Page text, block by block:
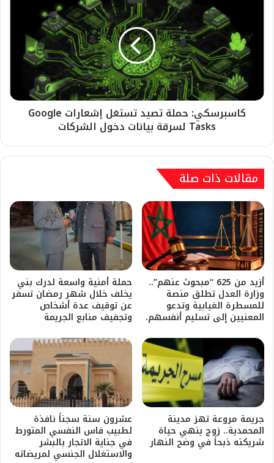
كاسبرسكي: حملة تصيد تستغل إشعارات Google
Tasks لسرقة بيانات دخول الشركات
مقالات ذات صلة
أزيد من 625 “مبحوث عنهم”..
وزارة العدل تطلق منصة
للمسطرة الغيابية وتدعو
المعنيين إلى تسليم أنفسهم.
حملة أمنية واسعة لدرك بني
يخلف خلال شهر رمضان تسفر
عن توقيف عدة أشخاص
وتجفيف منابع الجريمة
​جريمة مروعة تهز مدينة
المحمدية.. زوج ينهي حياة
شريكته ذبحاً في وضح النهار
عشرون سنة سجناً نافذة
لطبيب فاس النفسي المتورط
في جناية الاتجار بالبشر
والاستغلال الجنسي لمريضاته